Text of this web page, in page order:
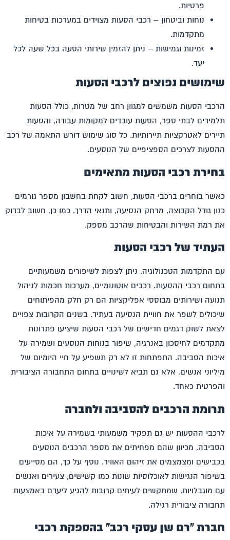
פרטיות.
נוחות וביטחון – רכבי הסעות מצוידים במערכות בטיחות
מתקדמות.
זמינות וגמישות – ניתן להזמין שירותי הסעה בכל שעה לכל
יעד.
שימושים נפוצים לרכבי הסעות
הרכבי הסעות משמשים למגוון רחב של מטרות, כולל הסעות
תלמידים לבתי ספר, הסעות עובדים למקומות עבודה, והסעות
תיירים לאטרקציות תיירותיות. כל סוג שימוש דורש התאמה של רכב
ההסעות לצרכים הספציפיים של הנוסעים.
בחירת רכבי הסעות מתאימים
כאשר בוחרים ברכבי הסעות, חשוב לקחת בחשבון מספר גורמים
כגון גודל הקבוצה, מרחק הנסיעה, ותנאי הדרך. כמו כן, חשוב לבדוק
את רמת השירות והבטיחות שהרכב מספק.
העתיד של רכבי הסעות
עם התקדמות הטכנולוגיה, ניתן לצפות לשיפורים משמעותיים
בתחום רכבי ההסעות. רכבים אוטונומיים, מערכות חכמות לניהול
תנועה ושירותים מבוססי אפליקציות הם רק חלק מהפיתוחים
שיכולים לשפר את חוויית הנסיעה בעתיד. בשנים הקרובות צפויים
לצאת לשוק דגמים חדישים של רכבי הסעות שיציעו פתרונות
מתקדמים לחיסכון באנרגיה, שיפור בנוחות הנוסעים ושמירה על
איכות הסביבה. התפתחות זו לא רק תשפיע על חיי היומיום של
מיליוני אנשים, אלא גם תביא לשינויים בתחום התחבורה הציבורית
והפרטית כאחד.
תרומת הרכבים להסביבה ולחברה
לרכבי ההסעות יש גם תפקיד משמעותי בשמירה על איכות
הסביבה, מכיוון שהם מפחיתים את מספר הרכבים הנוסעים
בכבישים ומצמצמים את זיהום האוויר. נוסף על כך, הם מסייעים
בשיפור הנגישות לאוכלוסיות שונות כמו קשישים, צעירים ואנשים
עם מוגבלויות, שמתקשים לעיתים קרובות להגיע ליעדם באמצעות
תחבורה ציבורית רגילה.
חברת "רם שן עסקי רכב" בהספקת רכבי